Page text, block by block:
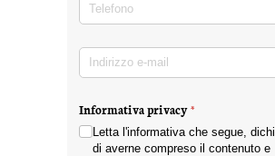
Indirizzo e-mail(richiesto)
Informativa privacy*
(richiesto)
Letta l'informativa che segue,
di averne compreso il contenuto e